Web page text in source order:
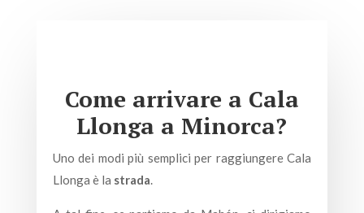
Come arrivare a Cala
Llonga a Minorca?
Uno dei modi più semplici per raggiungere Cala
Llonga è la strada.